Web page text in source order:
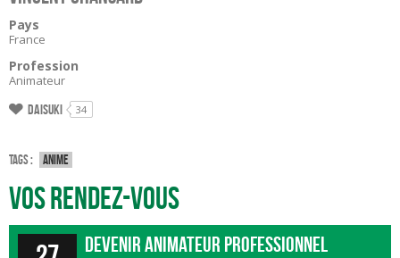
Pays
France
Profession
Animateur
Daisuki 34
Tags : Anime
Vos rendez-vous
Devenir animateur professionnel